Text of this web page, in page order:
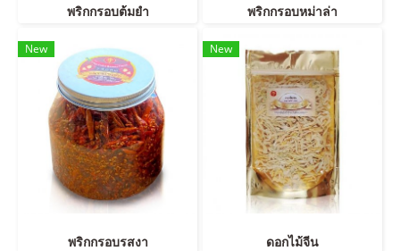
พริกกรอบต้มยำ พริกกรอบหม่าล่า
New
พริกกรอบรสงา
New
ดอกไม้จีน